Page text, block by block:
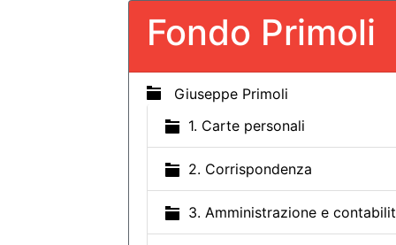
Fondo Primoli
Giuseppe Primoli
1. Carte personali
2. Corrispondenza
3. Amministrazione e